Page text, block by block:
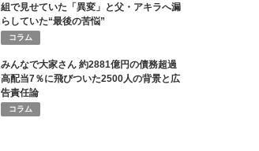
組で見せていた「異変」と父・アキラへ漏
らしていた“最後の苦悩”
コラム
みんなで大家さん 約2881億円の債務超過
高配当7％に飛びついた2500人の背景と広
告責任論
コラム